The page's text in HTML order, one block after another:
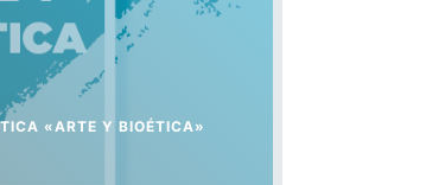
«ARTE Y BIOÉTICA»